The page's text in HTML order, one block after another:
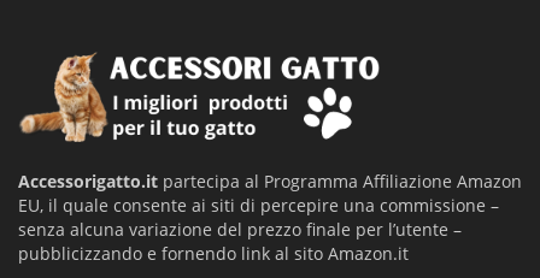
Accessorigatto.it partecipa al Programma Affiliazione Amazon
EU, il quale consente ai siti di percepire una commissione –
senza alcuna variazione del prezzo finale per l’utente –
pubblicizzando e fornendo link al sito Amazon.it